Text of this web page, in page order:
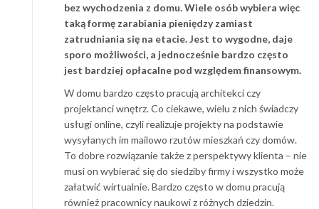
bez wychodzenia z domu. Wiele osób wybiera więc
taką formę zarabiania pieniędzy zamiast
zatrudniania się na etacie. Jest to wygodne, daje
sporo możliwości, a jednocześnie bardzo często
jest bardziej opłacalne pod względem finansowym.
W domu bardzo często pracują architekci czy
projektanci wnętrz. Co ciekawe, wielu z nich świadczy
usługi online, czyli realizuje projekty na podstawie
wysyłanych im mailowo rzutów mieszkań czy domów.
To dobre rozwiązanie także z perspektywy klienta – nie
musi on wybierać się do siedziby firmy i wszystko może
załatwić wirtualnie. Bardzo często w domu pracują
również pracownicy naukowi z różnych dziedzin.